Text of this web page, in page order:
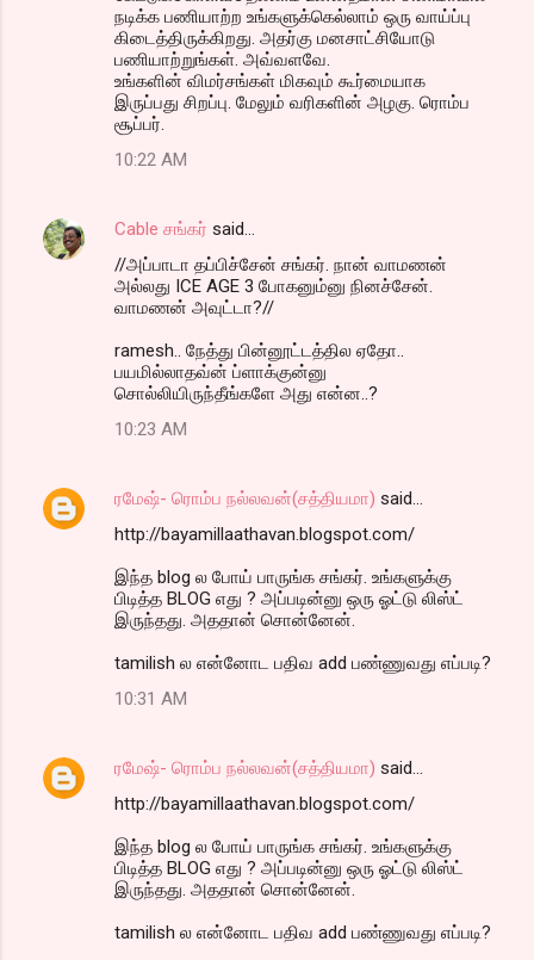
நடிக்க பணியாற்ற உங்களுக்கெல்லாம் ஒரு வாய்ப்பு
கிடைத்திருக்கிறது. அதர்கு மனசாட்சியோடு
பணியாற்றுங்கள். அவ்வளவே.
உங்களின் விமர்சங்கள் மிகவும் கூர்மையாக
இருப்பது சிறப்பு. மேலும் வரிகளின் அழகு. ரொம்ப
சூப்பர்.
10:22 AM
Cable சங்கர் said…
//அப்பாடா தப்பிச்சேன் சங்கர். நான் வாமணன்
அல்லது ICE AGE 3 போகனும்னு நினச்சேன்.
வாமணன் அவுட்டா?//
ramesh.. நேத்து பின்னூட்டத்தில ஏதோ..
பயமில்லாதவ்ன் ப்ளாக்குன்னு
சொல்லியிருந்தீங்களே அது என்ன..?
10:23 AM
ரமேஷ்- ரொம்ப நல்லவன்(சத்தியமா) said…
http://bayamillaathavan.blogspot.com/
இந்த blog ல போய் பாருங்க சங்கர். உங்களுக்கு
பிடித்த BLOG எது ? அப்படின்னு ஒரு ஓட்டு லிஸ்ட்
இருந்தது. அததான் சொன்னேன்.
tamilish ல என்னோட பதிவ add பண்ணுவது எப்படி?
10:31 AM
ரமேஷ்- ரொம்ப நல்லவன்(சத்தியமா) said…
http://bayamillaathavan.blogspot.com/
இந்த blog ல போய் பாருங்க சங்கர். உங்களுக்கு
பிடித்த BLOG எது ? அப்படின்னு ஒரு ஓட்டு லிஸ்ட்
இருந்தது. அததான் சொன்னேன்.
tamilish ல என்னோட பதிவ add பண்ணுவது எப்படி?